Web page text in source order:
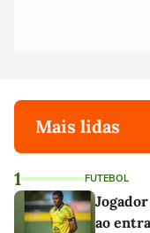
Mais lidas
1 FUTEBOL
ao